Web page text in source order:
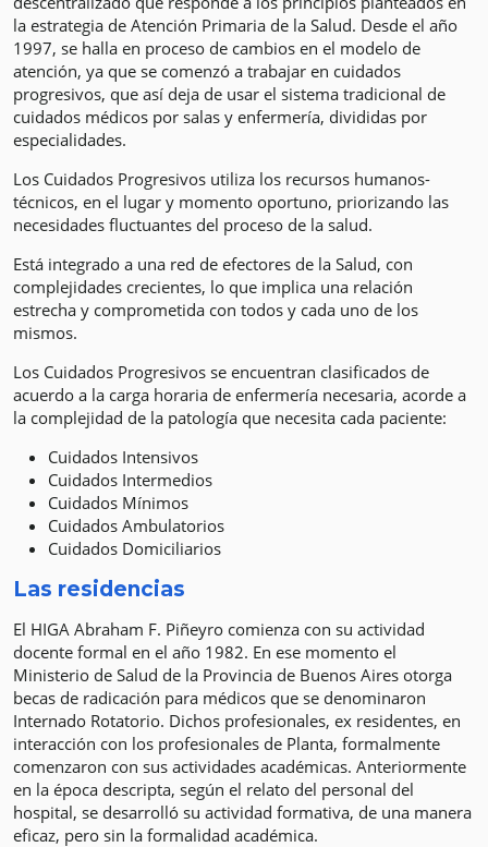
la estrategia de Atención Primaria de la Salud. Desde el año
1997, se halla en proceso de cambios en el modelo de
atención, ya que se comenzó a trabajar en cuidados
progresivos, que así deja de usar el sistema tradicional de
cuidados médicos por salas y enfermería, divididas por
especialidades.
Los Cuidados Progresivos utiliza los recursos humanos-
técnicos, en el lugar y momento oportuno, priorizando las
necesidades fluctuantes del proceso de la salud.
Está integrado a una red de efectores de la Salud, con
complejidades crecientes, lo que implica una relación
estrecha y comprometida con todos y cada uno de los
mismos.
Los Cuidados Progresivos se encuentran clasificados de
acuerdo a la carga horaria de enfermería necesaria, acorde a
la complejidad de la patología que necesita cada paciente:
Cuidados Intensivos
Cuidados Intermedios
Cuidados Mínimos
Cuidados Ambulatorios
Cuidados Domiciliarios
Las residencias
El HIGA Abraham F. Piñeyro comienza con su actividad
docente formal en el año 1982. En ese momento el
Ministerio de Salud de la Provincia de Buenos Aires otorga
becas de radicación para médicos que se denominaron
Internado Rotatorio. Dichos profesionales, ex residentes, en
interacción con los profesionales de Planta, formalmente
comenzaron con sus actividades académicas. Anteriormente
en la época descripta, según el relato del personal del
hospital, se desarrolló su actividad formativa, de una manera
eficaz, pero sin la formalidad académica.